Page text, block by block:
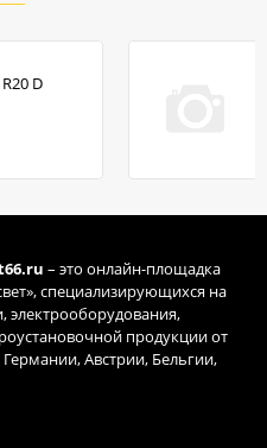
D
– это онлайн-площадка
специализирующихся на
электрооборудования,
продукции от
Австрии, Бельгии,